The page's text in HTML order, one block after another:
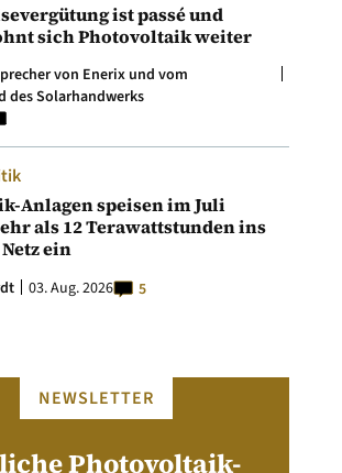
ist passé und
sich Photovoltaik weiter
von Enerix und vom
des Solarhandwerks
Anlagen speisen im Juli
als 12 Terawattstunden ins
ein
03. Aug. 2026 5
NEWSLETTER
Photovoltaik-